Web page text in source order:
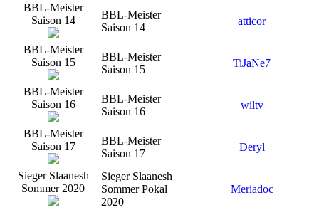
BBL-Meister
Saison 14
BBL-Meister
Saison 14
atticor
BBL-Meister
Saison 15
BBL-Meister
Saison 15
TiJaNe7
BBL-Meister
Saison 16
BBL-Meister
Saison 16
wiltv
BBL-Meister
Saison 17
BBL-Meister
Saison 17
Deryl
Sieger Slaanesh
Sommer 2020
Sieger Slaanesh
Sommer Pokal
2020
Meriadoc